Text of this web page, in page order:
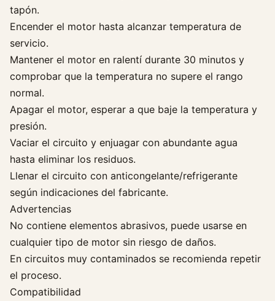
T
r
a
t
a
u
t
c
a
n
t
i
d
a
d
tapón.
Encender el motor hasta alcanzar temperatura de
servicio.
Mantener el motor en ralentí durante 30 minutos y
comprobar que la temperatura no supere el rango
normal.
Apagar el motor, esperar a que baje la temperatura y
presión.
Vaciar el circuito y enjuagar con abundante agua
hasta eliminar los residuos.
Llenar el circuito con anticongelante/refrigerante
según indicaciones del fabricante.
Advertencias
No contiene elementos abrasivos, puede usarse en
cualquier tipo de motor sin riesgo de daños.
En circuitos muy contaminados se recomienda repetir
el proceso.
Compatibilidad